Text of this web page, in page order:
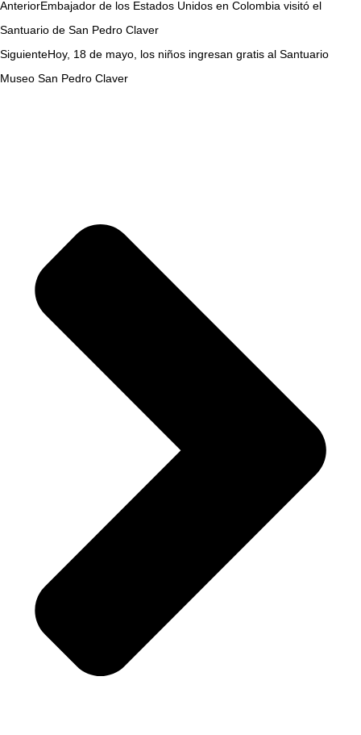
AnteriorEmbajador de los Estados Unidos en Colombia visitó el
Santuario de San Pedro Claver
SiguienteHoy, 18 de mayo, los niños ingresan gratis al Santuario
Museo San Pedro Claver